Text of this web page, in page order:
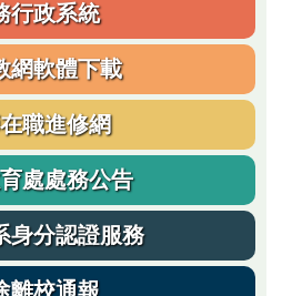
行政系統
網軟體下載
職進修網
處處務公告
身分認證服務
離校通報